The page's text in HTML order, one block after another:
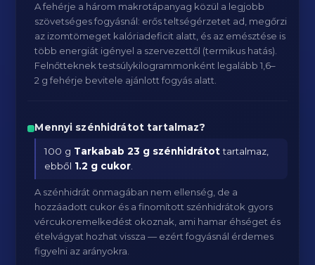
A fehérje a három makrotápanyag közül a legjobb
szövetséges fogyásnál: erős teltségérzetet ad, megőrzi
az izomtömeget kalóriadeficit alatt, és az emésztése is
több energiát igényel a szervezettől (termikus hatás).
Felnőtteknek testsúlykilogrammonként legalább 1,6–
2 g fehérje bevitele ajánlott fogyás alatt.
Mennyi szénhidrátot tartalmaz?
100 g Tarkabab 23 g szénhidrátottartalmaz,
ebből 1.2 g cukor
A szénhidrát önmagában nem ellenség, de a
hozzáadott cukor és a finomított szénhidrátok gyors
vércukoremelkedést okoznak, ami hamar éhséget és
ételvágyat hozhat vissza — ezért fogyásnál érdemes
figyelni az arányokra.